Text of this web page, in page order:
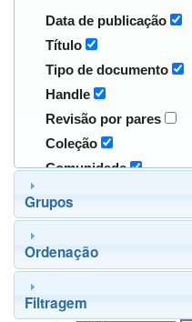
Data de publicação
Título
Tipo de documento
Handle
Revisão por pares
Coleção
Comunidade
Grupos
Ordenação
Filtragem